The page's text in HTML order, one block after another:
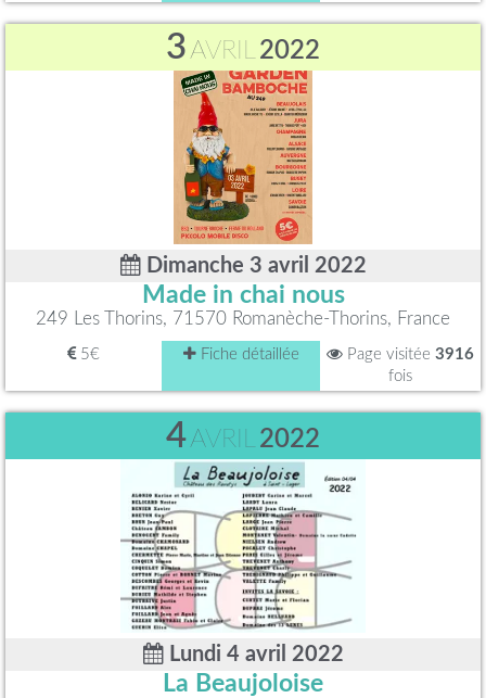
3AVRIL2022
Dimanche 3 avril 2022
Made in chai nous
249 Les Thorins, 71570 Romanèche-Thorins, France
5€ Fiche détaillée Page visitée 3916
fois
4AVRIL 2022
Lundi 4 avril 2022
La Beaujoloise